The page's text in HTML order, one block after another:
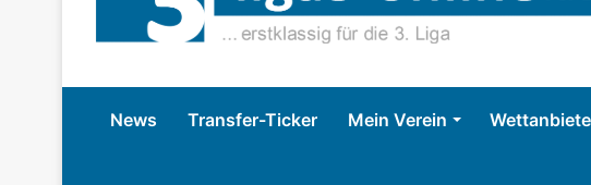
News Transfer-Ticker Mein Verein